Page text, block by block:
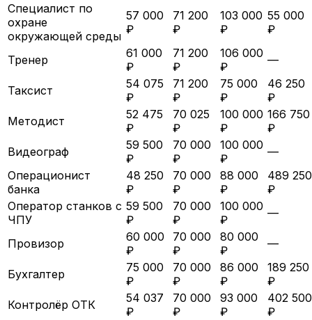
Специалист по
охране
окружающей среды
57 000
₽
71 200
₽
103 000
₽
55 000
₽
Тренер
61 000
₽
71 200
₽
106 000
₽
—
Таксист
54 075
₽
71 200
₽
75 000
₽
46 250
₽
Методист
52 475
₽
70 025
₽
100 000
₽
166 750
₽
Видеограф
59 500
₽
70 000
₽
100 000
₽
—
Операционист
банка
48 250
₽
70 000
₽
88 000
₽
489 250
₽
Оператор станков с
ЧПУ
59 500
₽
70 000
₽
100 000
₽
—
Провизор
60 000
₽
70 000
₽
80 000
₽
—
Бухгалтер
75 000
₽
70 000
₽
86 000
₽
189 250
₽
Контролёр ОТК
54 037
₽
70 000
₽
93 000
₽
402 500
₽